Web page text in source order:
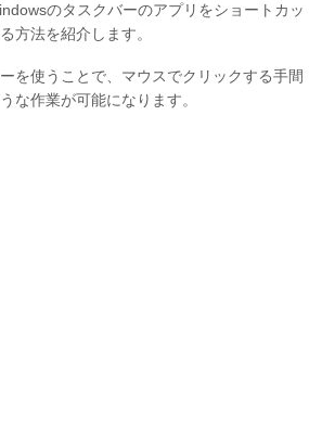
のタスクバーのアプリをショートカッ
方法を紹介します。
を使うことで、マウスでクリックする手間
な作業が可能になります。